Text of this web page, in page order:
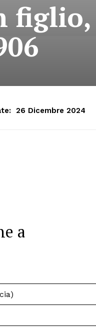
figlio,
26 Dicembre 2024
a